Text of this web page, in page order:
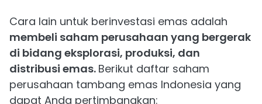
Cara lain untuk berinvestasi emas adalah
membeli saham perusahaan yang bergerak
di bidang eksplorasi, produksi, dan
distribusi emas. Berikut daftar saham
perusahaan tambang emas Indonesia yang
dapat Anda pertimbangkan: